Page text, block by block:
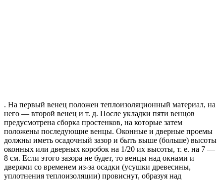
. На первый венец положен теплоизоляционный материал, на
него — второй венец и т. д. После укладки пяти венцов
предусмотрена сборка простенков, на которые затем
положены последующие венцы. Оконные и дверные проемы
должны иметь осадочный зазор и быть выше (больше) высоты
оконных или дверных коробок на 1/20 их высоты, т. е. на 7 —
8 см. Если этого зазора не будет, то венцы над окнами и
дверями со временем из-за осадки (усушки древесины,
уплотнения теплоизоляции) провиснут, образуя над